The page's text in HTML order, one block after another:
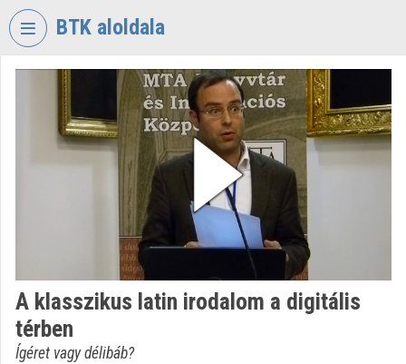
Fejléc kihagyása
BTK aloldala
VIDEO TORIUM
BÖLCSÉSZETTUDOMÁNYI
KUTATÓKÖZPONT
Intézményi kezdőlap
Intézményi felfedezés
Kategóriák
Intézményi listák
A klasszikus latin irodalom a digitális
térben
Ígéret vagy délibáb?